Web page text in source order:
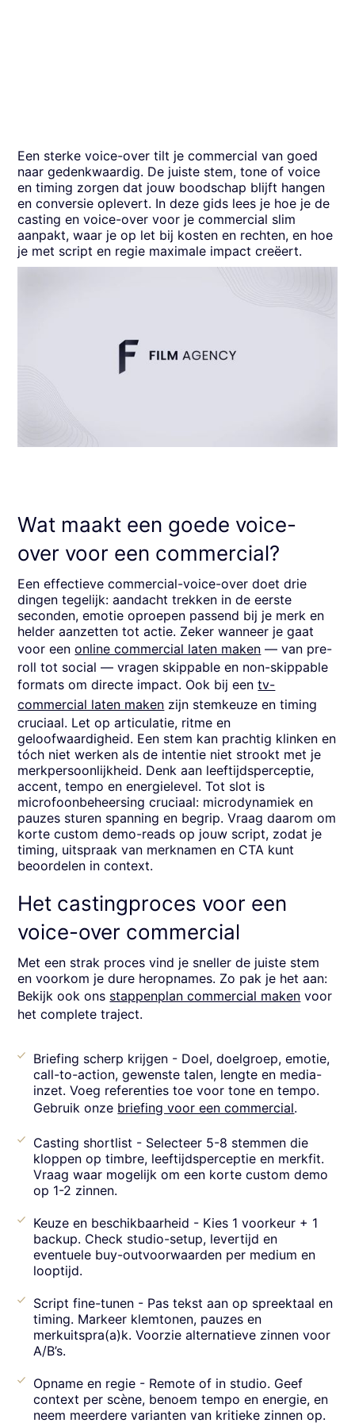
Een sterke voice-over tilt je commercial van goed
naar gedenkwaardig. De juiste stem, tone of voice
en timing zorgen dat jouw boodschap blijft hangen
en conversie oplevert. In deze gids lees je hoe je de
casting en voice-over voor je commercial slim
aanpakt, waar je op let bij kosten en rechten, en hoe
je met script en regie maximale impact creëert.
Wat maakt een goede voice-
over voor een commercial?
Een effectieve commercial-voice-over doet drie
dingen tegelijk: aandacht trekken in de eerste
seconden, emotie oproepen passend bij je merk en
helder aanzetten tot actie. Zeker wanneer je gaat
voor eenonline commercial laten maken — van pre-
roll tot social — vragen skippable en non-skippable
formats om directe impact. Ook bij eentv-
commercial laten maken zijn stemkeuze en timing
cruciaal. Let op articulatie, ritme en
geloofwaardigheid. Een stem kan prachtig klinken en
tóch niet werken als de intentie niet strookt met je
merkpersoonlijkheid. Denk aan leeftijdsperceptie,
accent, tempo en energielevel. Tot slot is
microfoonbeheersing cruciaal: microdynamiek en
pauzes sturen spanning en begrip. Vraag daarom om
korte custom demo-reads op jouw script, zodat je
timing, uitspraak van merknamen en CTA kunt
beoordelen in context.
Het castingproces voor een
voice-over commercial
Met een strak proces vind je sneller de juiste stem
en voorkom je dure heropnames. Zo pak je het aan:
Bekijk ook ons stappenplan commercial maken voor
het complete traject.
Briefing scherp krijgen - Doel, doelgroep, emotie,
call-to-action, gewenste talen, lengte en media-
inzet. Voeg referenties toe voor tone en tempo.
Gebruik onze briefing voor een commercial.
Casting shortlist - Selecteer 5-8 stemmen die
kloppen op timbre, leeftijdsperceptie en merkfit.
Vraag waar mogelijk om een korte custom demo
op 1-2 zinnen.
Keuze en beschikbaarheid - Kies 1 voorkeur + 1
backup. Check studio-setup, levertijd en
eventuele buy-outvoorwaarden per medium en
looptijd.
Script fine-tunen - Pas tekst aan op spreektaal en
timing. Markeer klemtonen, pauzes en
merkuitspra(a)k. Voorzie alternatieve zinnen voor
A/B’s.
Opname en regie - Remote of in studio. Geef
context per scène, benoem tempo en energie, en
neem meerdere varianten van kritieke zinnen op.